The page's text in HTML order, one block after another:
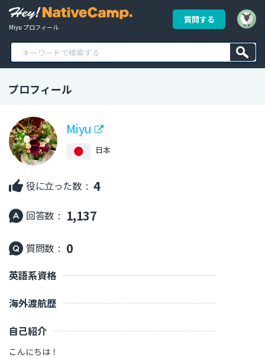
Miyu プロフィール
質問する
プロフィール
Miyu
日本
役に立った数 : 4
回答数 : 1,137
質問数 : 0
英語系資格
海外渡航歴
自己紹介
こんにちは！